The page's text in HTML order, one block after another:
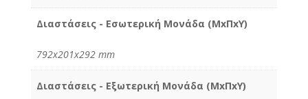
Διαστάσεις - Εσωτερική Μονάδα (MxΠxY)
792x201x292 mm
Διαστάσεις - Εξωτερική Μονάδα (MxΠxY)